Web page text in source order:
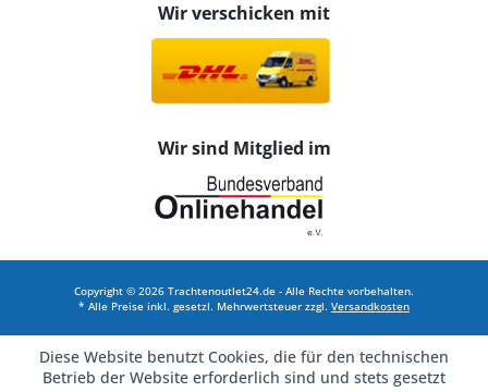
Wir verschicken mit
Wir sind Mitglied im
Copyright © 2026 Trachtenoutlet24.de - Alle Rechte vorbehalten.
* Alle Preise inkl. gesetzl. Mehrwertsteuer zzgl. Versandkosten
Diese Website benutzt Cookies, die für den technischen
Betrieb der Website erforderlich sind und stets gesetzt